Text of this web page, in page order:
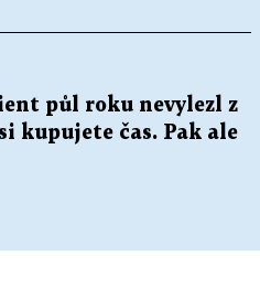
půl roku nevylezl z
kupujete čas. Pak ale